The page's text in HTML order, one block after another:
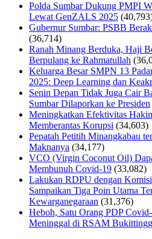
Polda Sumbar Dukung PMPI
Lewat GenZALS 2025
Gubernur Sumbar: PSBB
(36,714)
Ranah Minang Berduka, Haji
Berpulang ke Rahmatullah
Keluarga Besar SMPN 13
2025: Deep Learning dan
Senin Depan Tidak Juga Cair
Sumbar Dilaporkan ke Presiden
Meningkatkan Efektivitas
Memberantas Korupsi (34,603)
Pepatah Petitih Minangkabau
Maknanya (34,177)
VCO (Virgin Coconut Oil)
Membunuh Covid-19 (33,082)
Lakukan RDPU dengan
Sampaikan Tiga Poin Utama
Kewarganegaraan (31,376)
Heboh, Satu Orang PDP
Meninggal di RSAM